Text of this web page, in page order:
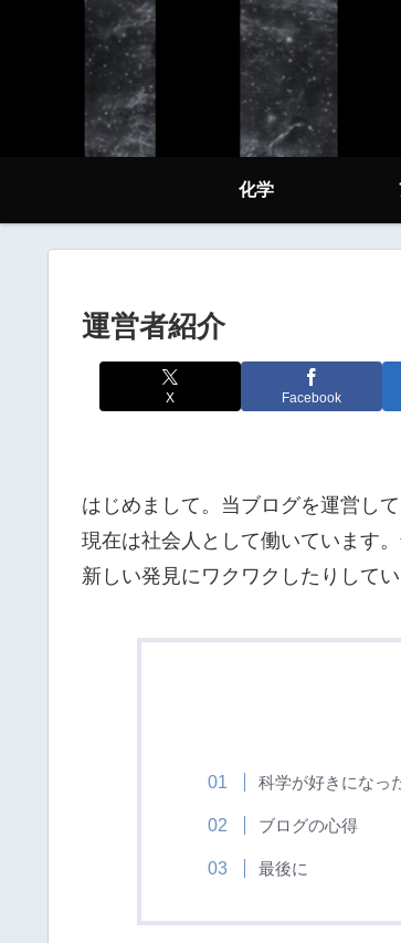
化学
運営者紹介
X Facebook
はじめまして。当ブログを運営し
現在は社会人として働いています
新しい発見にワクワクしたりしてい
科学が好きになっ
ブログの心得
最後に